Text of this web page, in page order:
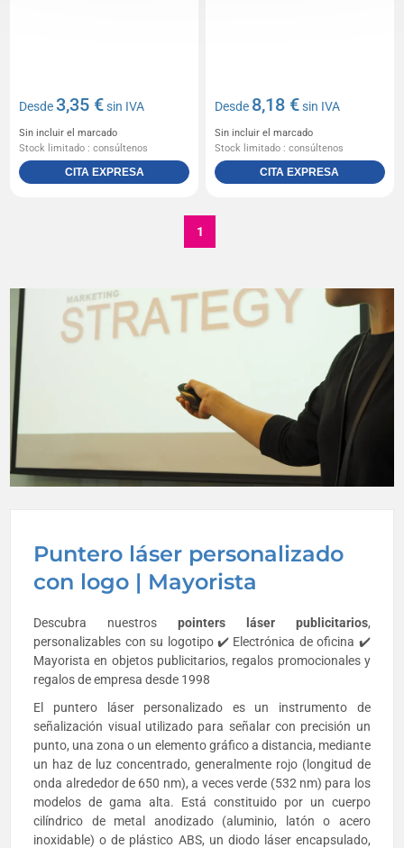
Puntero láser personalizado
con logo | Mayorista
Descubra nuestros pointers láser publicitarios,
personalizables con su logotipo ✔️ Electrónica de oficina ✔️
Mayorista en objetos publicitarios, regalos promocionales y
regalos de empresa desde 1998
El puntero láser personalizado es un instrumento de
señalización visual utilizado para señalar con precisión un
punto, una zona o un elemento gráfico a distancia, mediante
un haz de luz concentrado, generalmente rojo (longitud de
onda alrededor de 650 nm), a veces verde (532 nm) para los
modelos de gama alta. Está constituido por un cuerpo
cilíndrico de metal anodizado (aluminio, latón o acero
inoxidable) o de plástico ABS, un diodo láser encapsulado,
Desde3,35 €sin IVA
Sin incluir el marcado
Stock limitado : consúltenos
CITA EXPRESA
Desde 8,18 €sin IVA
Sin incluir el marcado
Stock limitado : consúltenos
CITA EXPRESA
1